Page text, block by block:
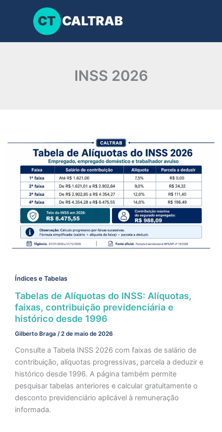
conteúdo
INSS 2026
Índices e Tabelas
Tabelas de Alíquotas do INSS: Alíquotas,
faixas, contribuição previdenciária e
histórico desde 1996
Gilberto Braga /2 de maio de 2026
Consulte a Tabela INSS 2026 com faixas de salário de
contribuição, alíquotas progressivas, parcela a deduzir e
histórico desde 1996. A página também permite
pesquisar tabelas anteriores e calcular gratuitamente o
desconto previdenciário aplicável à remuneração
informada.